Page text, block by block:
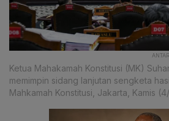
Ketua Mahakamah Konstitusi (MK)
memimpin sidang lanjutan sengketa
Mahkamah Konstitusi, Jakarta, Kamis